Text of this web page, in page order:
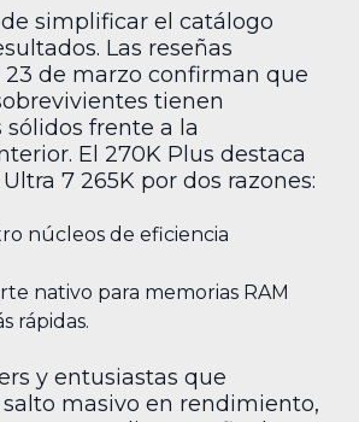
simplificar el catálogo
Las reseñas
de marzo confirman que
tienen
frente a la
El 270K Plus destaca
7 265K por dos razones:
núcleos de eficiencia
nativo para memorias RAM
rápidas.
y entusiastas que
masivo en rendimiento,